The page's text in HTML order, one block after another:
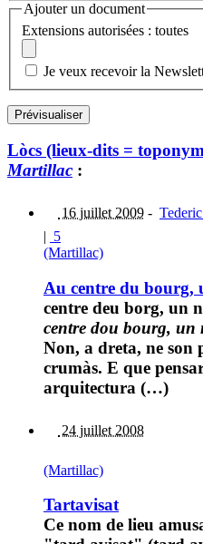
Ajouter un document
Extensions autorisées : toutes
Je veux recevoir la
Lòcs (lieux-dits =
Martillac :
16 juillet 2009 -
| 5
(Martillac)
Au centre du bourg,
centre deu borg, un
centre dou bourg, un
Non, a dreta, ne son
crumàs. E que
arquitectura (…)
24 juillet 2008
(Martillac)
Tartavisat
Ce nom de lieu